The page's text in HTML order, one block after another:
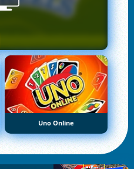
Uno Online